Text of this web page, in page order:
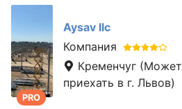
PRO
Aysav llc
Компания
Кременчуг (Может
приехать в г. Львов)